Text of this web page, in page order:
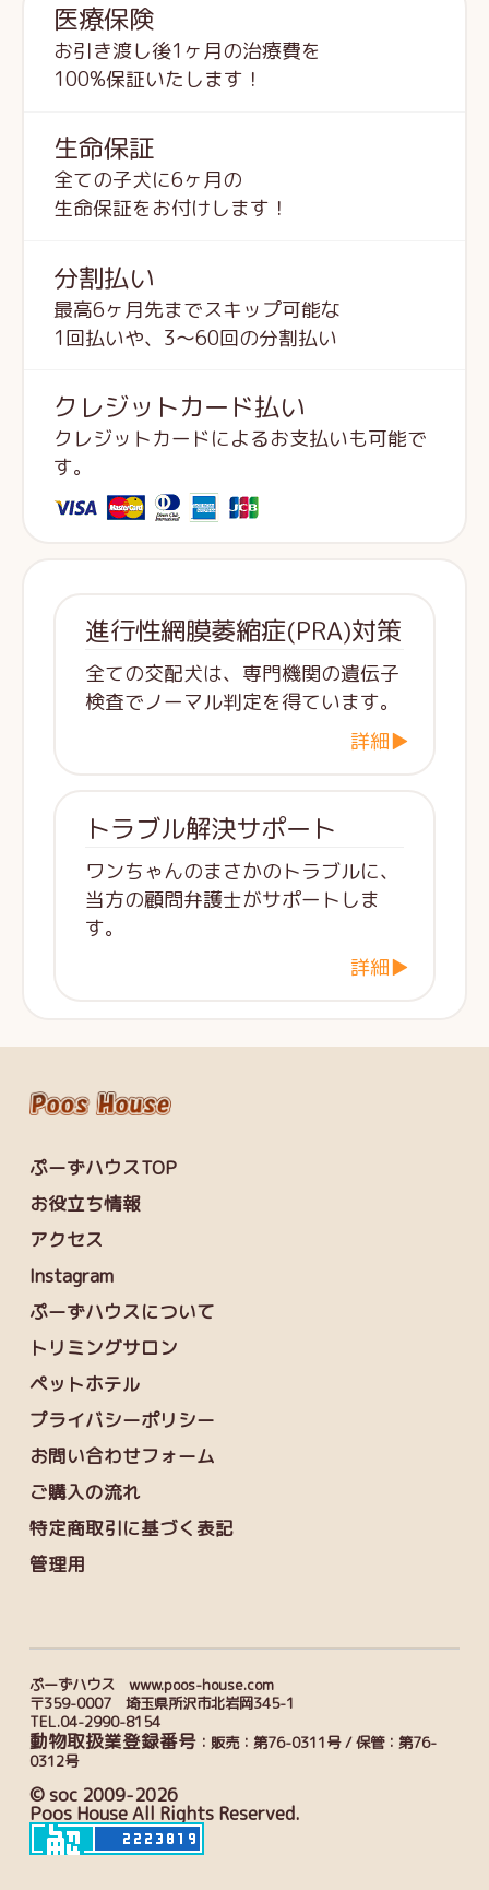
医療保険
お引き渡し後1ヶ月の治療費を
100%保証いたします！
生命保証
全ての子犬に6ヶ月の
生命保証をお付けします！
分割払い
最高6ヶ月先までスキップ可能な
1回払いや、3～60回の分割払い
クレジットカード払い
クレジットカードによるお支払いも可能で
す。
進行性網膜萎縮症(PRA)対策
全ての交配犬は、専門機関の遺伝子
検査でノーマル判定を得ています。
詳細▶
トラブル解決サポート
ワンちゃんのまさかのトラブルに、
当方の顧問弁護士がサポートしま
す。
詳細▶
ぷーずハウスTOP
お役立ち情報
アクセス
Instagram
ぷーずハウスについて
トリミングサロン
ペットホテル
プライバシーポリシー
お問い合わせフォーム
ご購入の流れ
特定商取引に基づく表記
管理用
ぷーずハウス www.poos-house.com
〒359-0007 埼玉県所沢市北岩岡345-1
TEL.04-2990-8154
動物取扱業登録番号：販売：第76-0311号 / 保管：第76-
0312号
© soc 2009-2026
Poos House All Rights Reserved.